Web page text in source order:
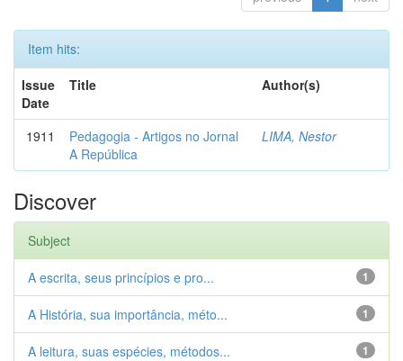
Item hits:
Issue
Date
Title Author(s)
1911
Pedagogia - Artigos no Jornal
A República
LIMA, Nestor
Discover
Subject
1
A escrita, seus princípios e pro...
1
A História, sua importância, méto...
1
A leitura, suas espécies, métodos...